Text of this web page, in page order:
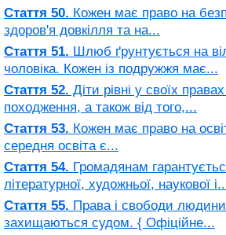
Стаття 50. Кожен має право на
здоров'я довкілля та на...
Стаття 51. Шлюб ґрунтується на
чоловіка. Кожен із подружжя має...
Стаття 52. Діти рівні у своїх
походження, а також від того,...
Стаття 53. Кожен має право на
середня освіта є...
Стаття 54. Громадянам
літературної, художньої, наукової
Стаття 55. Права і свободи
захищаються судом. { Офіційне...